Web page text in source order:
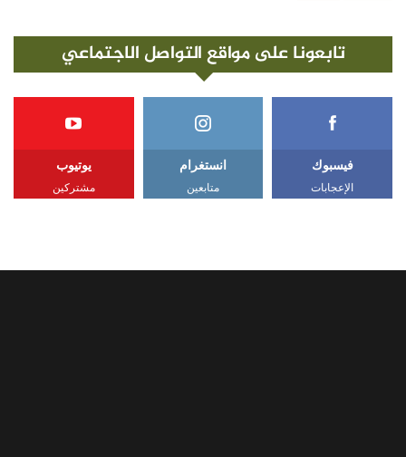
تابعونا على مواقع التواصل الاجتماعي
فيسبوك
الإعجابات
انستغرام
متابعين
يوتيوب
مشتركين